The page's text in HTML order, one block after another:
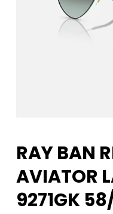
RAY BAN
AVIATOR
9271GK